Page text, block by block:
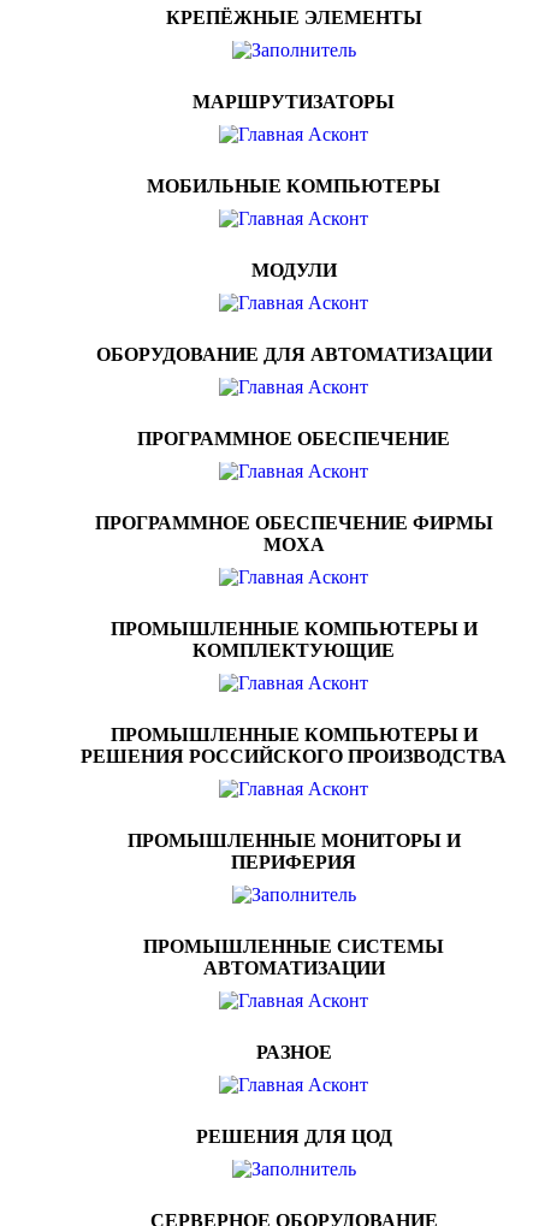
КРЕПЁЖНЫЕ ЭЛЕМЕНТЫ
МАРШРУТИЗАТОРЫ
МОБИЛЬНЫЕ КОМПЬЮТЕРЫ
МОДУЛИ
ОБОРУДОВАНИЕ ДЛЯ АВТОМАТИЗАЦИИ
ПРОГРАММНОЕ ОБЕСПЕЧЕНИЕ
ПРОГРАММНОЕ ОБЕСПЕЧЕНИЕ ФИРМЫ
MOXA
ПРОМЫШЛЕННЫЕ КОМПЬЮТЕРЫ И
КОМПЛЕКТУЮЩИЕ
ПРОМЫШЛЕННЫЕ КОМПЬЮТЕРЫ И
РЕШЕНИЯ РОССИЙСКОГО ПРОИЗВОДСТВА
ПРОМЫШЛЕННЫЕ МОНИТОРЫ И
ПЕРИФЕРИЯ
ПРОМЫШЛЕННЫЕ СИСТЕМЫ
АВТОМАТИЗАЦИИ
РАЗНОЕ
РЕШЕНИЯ ДЛЯ ЦОД
СЕРВЕРНОЕ ОБОРУДОВАНИЕ